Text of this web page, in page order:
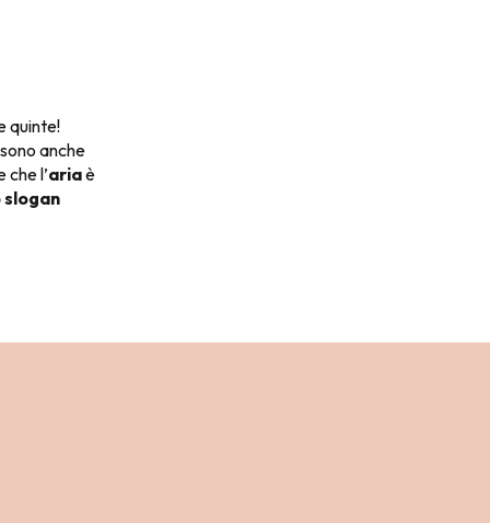
quinte!
anche
l’ariaè
slogan